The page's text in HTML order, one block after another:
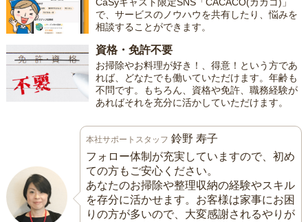
で、サービスのノウハウを共有したり、悩みを
相談することができます。
資格・免許不要
お掃除やお料理が好き！、得意！という方であ
れば、どなたでも働いていただけます。年齢も
不問です。もちろん、資格や免許、職務経験が
あればそれを充分に活かしていただけます。
本社サポートスタッフ 鈴野 寿子
フォロー体制が充実していますので、初め
ての方もご安心ください。
あなたのお掃除や整理収納の経験やスキル
を存分に活かせます。お客様は家事にお困
りの方が多いので、大変感謝されるやりが